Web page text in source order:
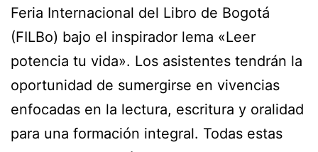
Feria Internacional del Libro de Bogotá
(FILBo) bajo el inspirador lema «Leer
potencia tu vida». Los asistentes tendrán la
oportunidad de sumergirse en vivencias
enfocadas en la lectura, escritura y oralidad
para una formación integral. Todas estas